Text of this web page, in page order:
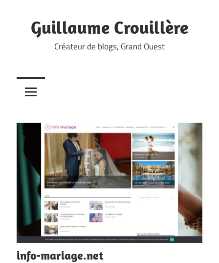
content
Guillaume Crouillère
Créateur de blogs, Grand Ouest
info-mariage.net